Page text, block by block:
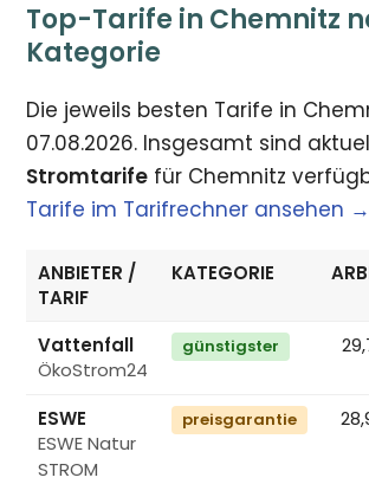
Top-Tarife in Chemnitz
Kategorie
Die jeweils besten Tarife in
07.08.2026. Insgesamt sind
Stromtarife für Chemnitz
Tarife im Tarifrechner ansehen →
ANBIETER /
TARIF
KATEGORIE
Vattenfall
ÖkoStrom24
günstigster
ESWE
ESWE Natur
STROM
preisgarantie